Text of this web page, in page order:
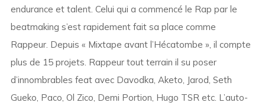
endurance et talent. Celui qui a commencé le Rap par le
beatmaking s’est rapidement fait sa place comme
Rappeur. Depuis « Mixtape avant l’Hécatombe », il compte
plus de 15 projets. Rappeur tout terrain il su poser
d’innombrables feat avec Davodka, Aketo, Jarod, Seth
Gueko, Paco, Ol Zico, Demi Portion, Hugo TSR etc. L’auto-